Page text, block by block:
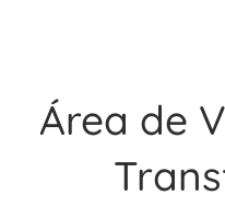
creados en 1986 y
Consolidados de la
Tecnología de la
Área de